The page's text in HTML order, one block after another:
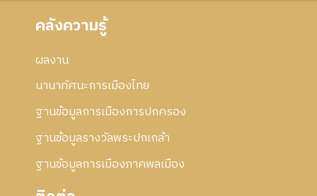
คลังความรู้
ผลงาน
นานาทัศนะการเมืองไทย
ฐานข้อมูลการเมืองการปกครอง
ฐานข้อมูลรางวัลพระปกเกล้า
ฐานข้อมูลการเมืองภาคพลเมือง